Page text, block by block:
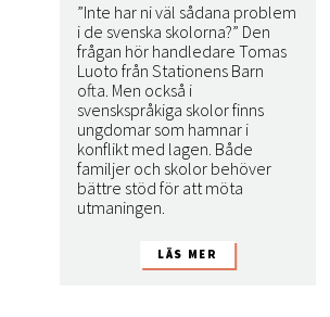
”Inte har ni väl sådana problem
i de svenska skolorna?” Den
frågan hör handledare Tomas
Luoto från Stationens Barn
ofta. Men också i
svenskspråkiga skolor finns
ungdomar som hamnar i
konflikt med lagen. Både
familjer och skolor behöver
bättre stöd för att möta
utmaningen.